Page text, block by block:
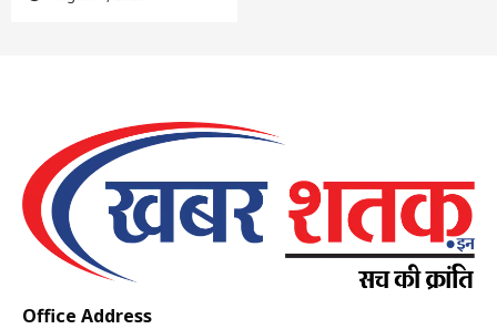
Office Address